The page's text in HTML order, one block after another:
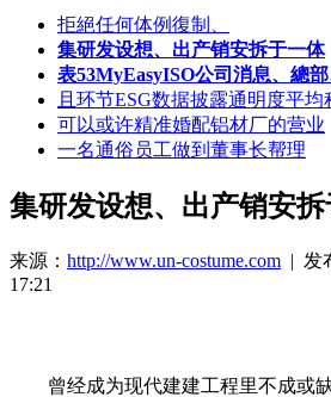
拒絕任何体例復制、
集研发设想、出产销安拆于一体
表53MyEasyISO公司消息、總
且环节ESG数据披露通明度平均
可以或许精准婚配铝材厂的营业
一名通俗员工做到董事长帮理
集研发设想、出产销安
来源： http://www.un-costume.com | 发
17:21
曾经成为现代建建工程里不成或缺